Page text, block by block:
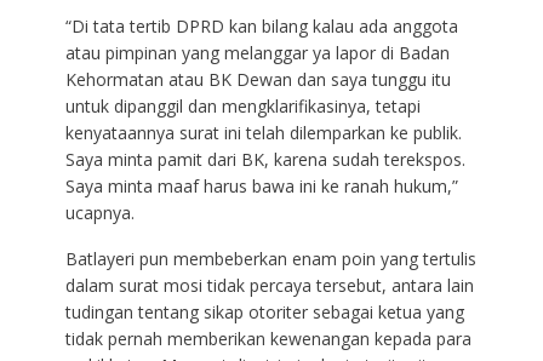
“Di tata tertib DPRD kan bilang kalau ada anggota
atau pimpinan yang melanggar ya lapor di Badan
Kehormatan atau BK Dewan dan saya tunggu itu
untuk dipanggil dan mengklarifikasinya, tetapi
kenyataannya surat ini telah dilemparkan ke publik.
Saya minta pamit dari BK, karena sudah terekspos.
Saya minta maaf harus bawa ini ke ranah hukum,”
ucapnya.
Batlayeri pun membeberkan enam poin yang tertulis
dalam surat mosi tidak percaya tersebut, antara lain
tudingan tentang sikap otoriter sebagai ketua yang
tidak pernah memberikan kewenangan kepada para